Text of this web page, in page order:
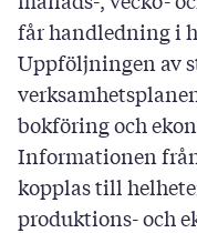
får handledning i
Uppföljningen av
bokföring och
Informationen
kopplas till
produktions- och